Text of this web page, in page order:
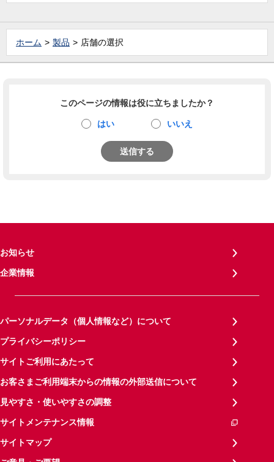
ホーム 製品 店舗の選択
このページの情報は役に立ちましたか？
はい いいえ
送信する
お知らせ
企業情報
パーソナルデータ（個人情報など）について
プライバシーポリシー
サイトご利用にあたって
お客さまご利用端末からの情報の外部送信について
見やすさ・使いやすさの調整
サイトメンテナンス情報
サイトマップ